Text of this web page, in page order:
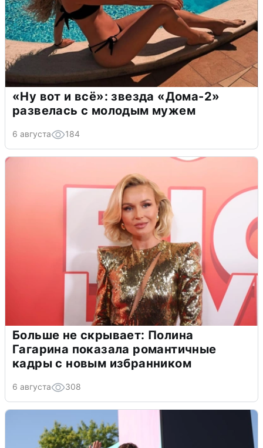
«Ну вот и всё»: звезда «Дома-2»
развелась с молодым мужем
6 августа 184
Больше не скрывает: Полина
Гагарина показала романтичные
кадры с новым избранником
6 августа 308